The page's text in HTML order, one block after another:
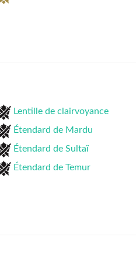
Lentille de clairvoyance
Étendard de Mardu
Étendard de Sultaï
Étendard de Temur